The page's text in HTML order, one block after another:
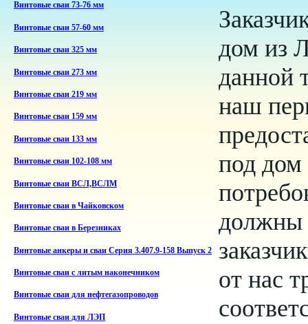
Винтовые сваи 73-76 мм
Винтовые сваи 57-60 мм
Винтовые сваи 325 мм
Винтовые сваи 273 мм
Винтовые сваи 219 мм
Винтовые сваи 159 мм
Винтовые сваи 133 мм
Винтовые сваи 102-108 мм
Винтовые сваи ВСЛ,ВСЛМ
Винтовые сваи в Чайковском
Винтовые сваи в Березниках
Винтовые анкеры и сваи Серия 3.407.9-158 Выпуск 2
Винтовые сваи с литым наконечником
Винтовые сваи для нефтегазопроводов
Винтовые сваи для ЛЭП
дом из
данной
наш
под дом
должны
от нас